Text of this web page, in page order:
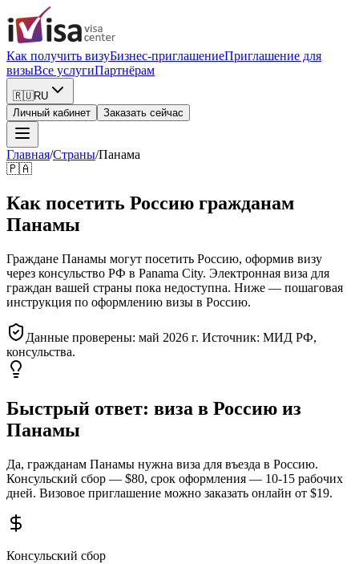
Как получить визуБизнес-приглашениеПриглашение для
визыВсе услугиПартнёрам
🇷🇺RU
Личный кабинет
Заказать сейчас
Главная/Страны/Панама
🇵🇦
Как посетить Россию гражданам
Панамы
Граждане Панамы могут посетить Россию, оформив визу
через консульство РФ в Panama City. Электронная виза для
граждан вашей страны пока недоступна. Ниже — пошаговая
инструкция по оформлению визы в Россию.
Данные проверены: май 2026 г. Источник: МИД РФ,
консульства.
Быстрый ответ: виза в Россию из
Панамы
Да, гражданам Панамы нужна виза для въезда в Россию.
Консульский сбор — $80, срок оформления — 10-15 рабочих
дней. Визовое приглашение можно заказать онлайн от $19.
Консульский сбор